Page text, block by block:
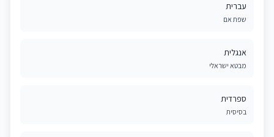
עברית
שפת אם
אנגלית
מבטא ישראלי
ספרדית
בסיסית